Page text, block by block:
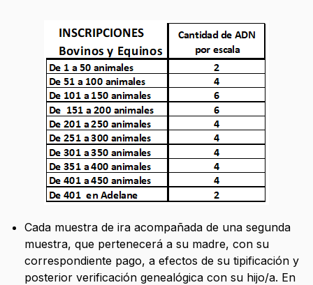
Cada muestra de ira acompañada de una segunda
muestra, que pertenecerá a su madre, con su
correspondiente pago, a efectos de su tipificación y
posterior verificación genealógica con su hijo/a. En